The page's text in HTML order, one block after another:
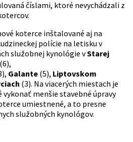
číslami, ktoré nevychádzali z
koterce inštalované aj na
polície na letisku v
služobnej kynológie vStarej
(6),
Galante (5), Liptovskom
(3). Na viacerých miestach je
menšie stavebné úpravy
umiestnené, a to presne
služobných kynológov.